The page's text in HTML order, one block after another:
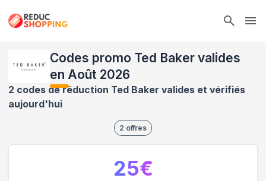
Codes promo Ted Baker valides
en Août 2026
2 codes de réduction Ted Baker valides et vérifiés
aujourd'hui
2 offres
25€